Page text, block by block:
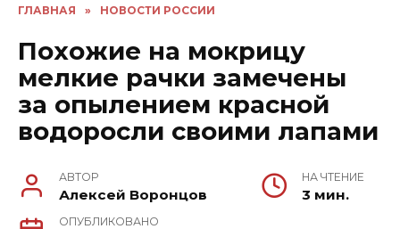
ГЛАВНАЯ » НОВОСТИ РОССИИ
Похожие на мокрицу
мелкие рачки замечены
за опылением красной
водоросли своими лапами
АВТОР
Алексей Воронцов
НА ЧТЕНИЕ
3 мин.
ОПУБЛИКОВАНО